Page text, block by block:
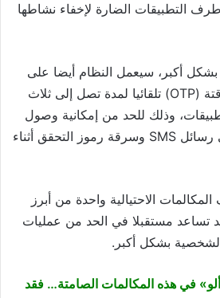
التطبيقات الضارة لإخفاء نشاطها
بشكل أكبر، سيعمل النظام أيضا على
إخفاء رموز التحقق المؤقتة (OTP) تلقائيا لمدة تصل إلى ثلاث
وذلك للحد من إمكانية وصول
التطبيقات المشبوهة إلى رسائل SMS وسرقة رموز التحقق أثناء
الاحتيالية واحدة من أبرز
تساعد مستقبلا في الحد من عمليات
بشكل أكبر.
في هذه المكالمات الصامتة… فقد